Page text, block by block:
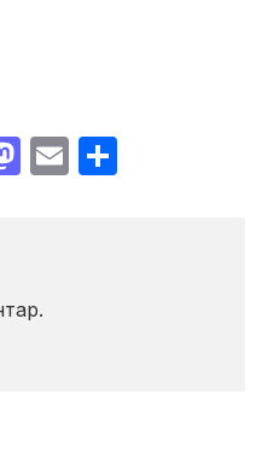
Mastodon
EmailShare